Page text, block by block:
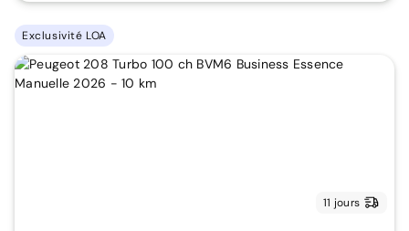
Exclusivité LOA
11 jours